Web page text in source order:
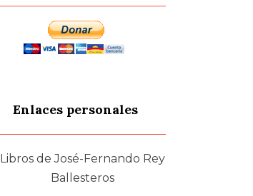
Enlaces personales
Libros de José-Fernando Rey
Ballesteros